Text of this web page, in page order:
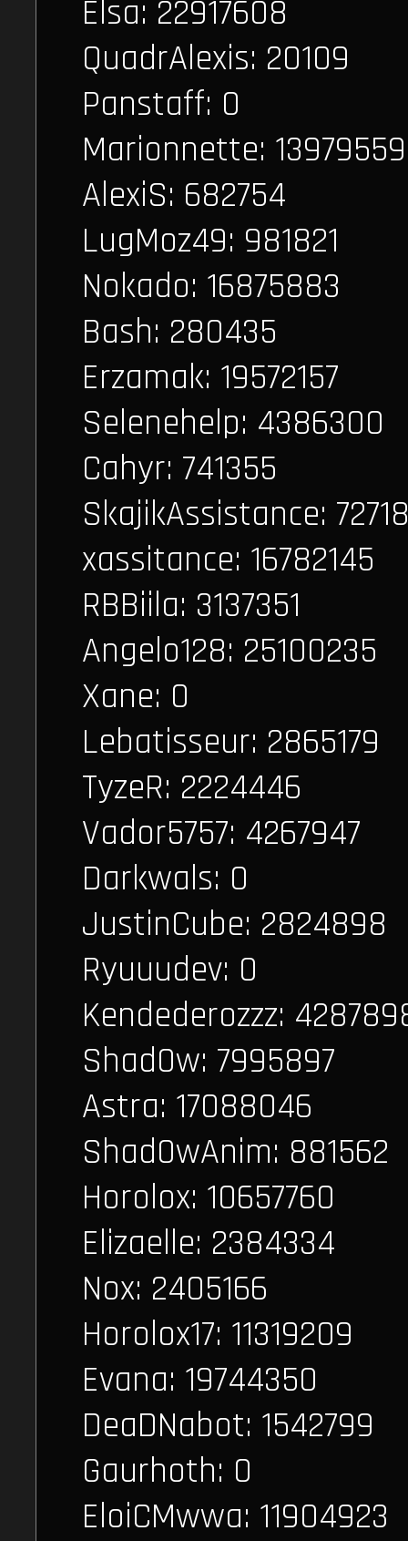
Elsa: 22917608
QuadrAlexis: 20109
Panstaff: 0
Marionnette: 13979559
AlexiS: 682754
LugMoz49: 981821
Nokado: 16875883
Bash: 280435
Erzamak: 19572157
Selenehelp: 4386300
Cahyr: 741355
SkajikAssistance:
xassitance: 16782145
RBBiila: 3137351
Angelo128: 25100235
Xane: 0
Lebatisseur: 2865179
TyzeR: 2224446
Vador5757: 4267947
Darkwals: 0
JustinCube: 2824898
Ryuuudev: 0
Kendederozzz:
Shad0w: 7995897
Astra: 17088046
Shad0wAnim: 881562
Horolox: 10657760
Elizaelle: 2384334
Nox: 2405166
Horolox17: 11319209
Evana: 19744350
DeaDNabot: 1542799
Gaurhoth: 0
EloiCMwwa: 11904923